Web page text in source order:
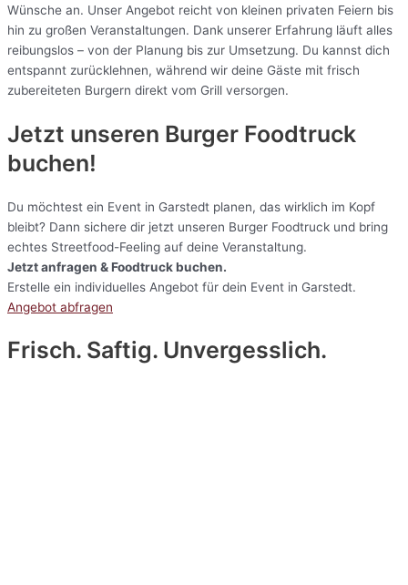
Wünsche an. Unser Angebot reicht von kleinen privaten Feiern bis
hin zu großen Veranstaltungen. Dank unserer Erfahrung läuft alles
reibungslos – von der Planung bis zur Umsetzung. Du kannst dich
entspannt zurücklehnen, während wir deine Gäste mit frisch
zubereiteten Burgern direkt vom Grill versorgen.
Jetzt unseren Burger Foodtruck
buchen!
Du möchtest ein Event in Garstedt planen, das wirklich im Kopf
bleibt? Dann sichere dir jetzt unseren Burger Foodtruck und bring
echtes Streetfood-Feeling auf deine Veranstaltung.
Jetzt anfragen & Foodtruck buchen.
Erstelle ein individuelles Angebot für dein Event in Garstedt.
Angebot abfragen
Frisch. Saftig. Unvergesslich.